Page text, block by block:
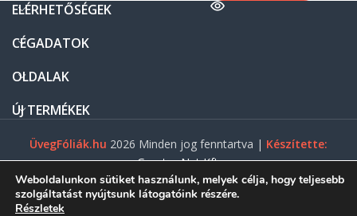
ELÉRHETŐSÉGEK
CÉGADATOK
OLDALAK
ÚJ TERMÉKEK
ÜvegFóliák.hu 2026 Minden jog fenntartva | Készítette:
Gasztro Net Kft.
Weboldalunkon sütiket használunk, melyek célja, hogy teljesebb
szolgáltatást nyújtsunk látogatóink részére.
Részletek